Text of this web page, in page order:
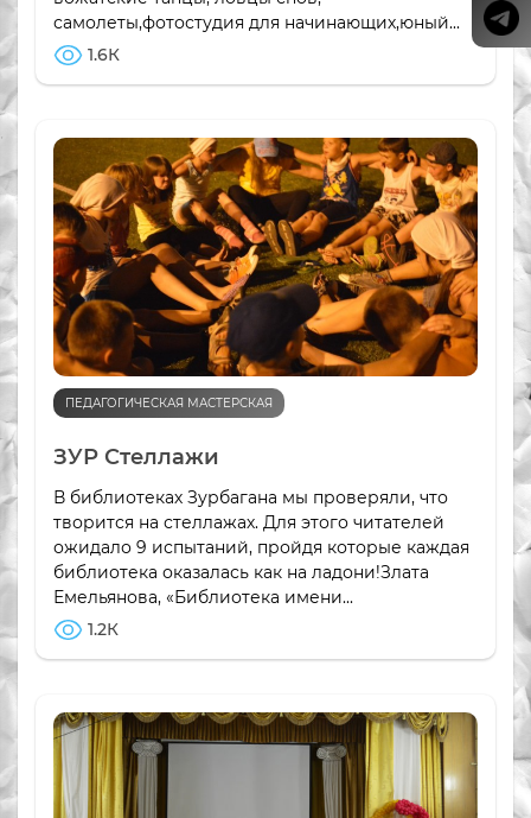
самолеты,фотостудия для начинающих,юный...
1.6К
ПЕДАГОГИЧЕСКАЯ МАСТЕРСКАЯ
ЗУР Стеллажи
В библиотеках Зурбагана мы проверяли, что
творится на стеллажах. Для этого читателей
ожидало 9 испытаний, пройдя которые каждая
библиотека оказалась как на ладони!Злата
Емельянова, «Библиотека имени...
1.2К